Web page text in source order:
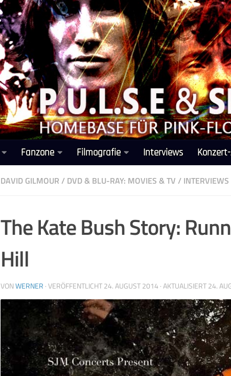
Fanzone Filmografie Interviews
DAVID GILMOUR / DVD & BLU-RAY: MOVIES & TV / INTERVIEWS
The Kate Bush Story:
Hill
VONWERNER · VERÖFFENTLICHT24. AUGUST 2014 · AKTUALISIERT24.